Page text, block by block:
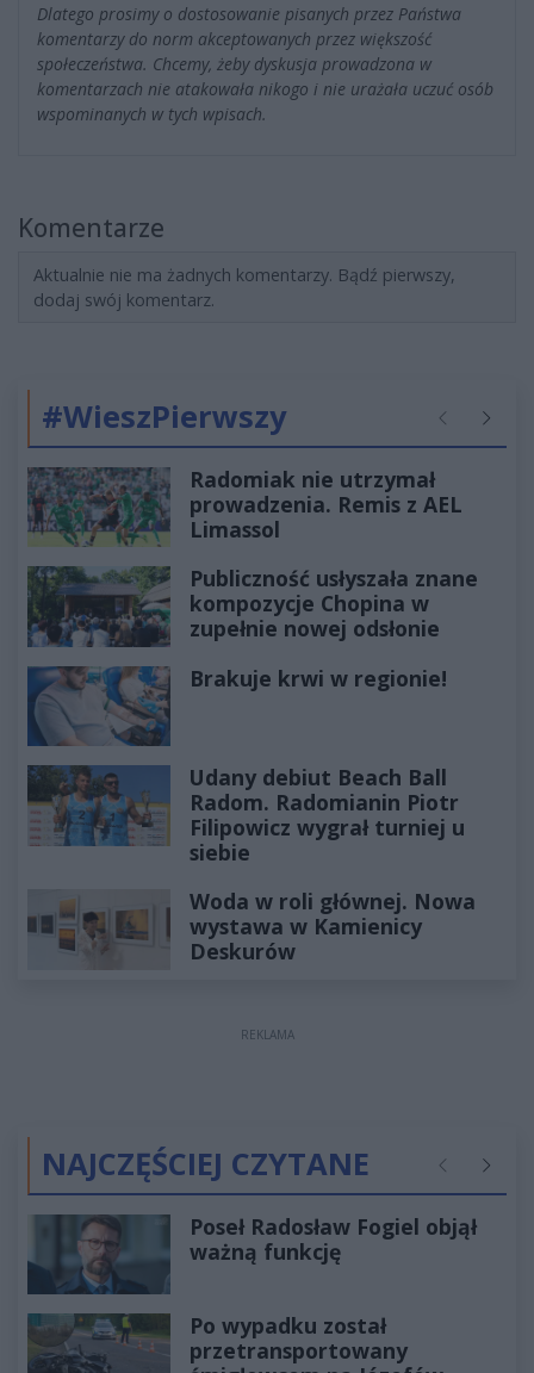
Dlatego prosimy o dostosowanie pisanych przez Państwa
komentarzy do norm akceptowanych przez większość
społeczeństwa. Chcemy, żeby dyskusja prowadzona w
komentarzach nie atakowała nikogo i nie urażała uczuć osób
wspominanych w tych wpisach.
Komentarze
Aktualnie nie ma żadnych komentarzy. Bądź pierwszy,
dodaj swój komentarz.
#WieszPierwszy Poprzednie
Radomiak nie utrzymał
prowadzenia. Remis z AEL
Limassol
Publiczność usłyszała znane
kompozycje Chopina w
zupełnie nowej odsłonie
Brakuje krwi w regionie!
Udany debiut Beach Ball
Radom. Radomianin Piotr
Filipowicz wygrał turniej u
siebie
Woda w roli głównej. Nowa
wystawa w Kamienicy
Deskurów
REKLAMA
NAJCZĘŚCIEJ CZYTANE Poprzednie
Poseł Radosław Fogiel objął
ważną funkcję
Po wypadku został
przetransportowany